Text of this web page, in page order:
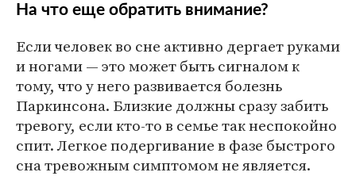
На что еще обратить внимание?
Если человек во сне активно дергает руками
и ногами — это может быть сигналом к
тому, что у него развивается болезнь
Паркинсона. Близкие должны сразу забить
тревогу, если кто-то в семье так неспокойно
спит. Легкое подергивание в фазе быстрого
сна тревожным симптомом не является.